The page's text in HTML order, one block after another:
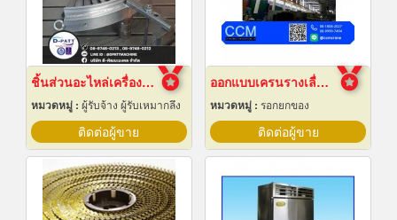
ชิ้นส่วนอะไหล่เครื่องจักรกล
หมวดหมู่ : ผู้รับจ้าง ผู้รับเหมากลึง
ติดต่อผู้ขาย
ออกแบบเครนรางเลื่อนไฟฟ้า
หมวดหมู่ : รอกยกของ
ติดต่อผู้ขาย